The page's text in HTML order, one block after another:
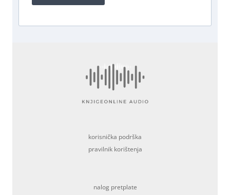
korisnička podrška
pravilnik korištenja
nalog pretplate